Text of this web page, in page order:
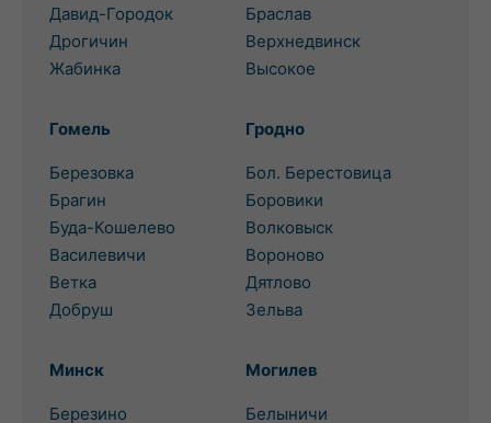
Давид-Городок
Дрогичин
Жабинка
Браслав
Верхнедвинск
Высокое
Гомель
Березовка
Брагин
Буда-Кошелево
Василевичи
Ветка
Добруш
Гродно
Бол. Берестовица
Боровики
Волковыск
Вороново
Дятлово
Зельва
Минск
Березино
Могилев
Белыничи